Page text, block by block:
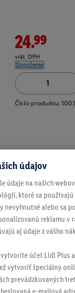
24.99
vrát. DPH
Doručenie
Číslo produktu:
údajov
údaje na našich
ktoré sa
alebo sa
reklamu v
aj údaje z vášho
účet Lidl Plus
vytvoriť špeciálny
prevádzkovaných